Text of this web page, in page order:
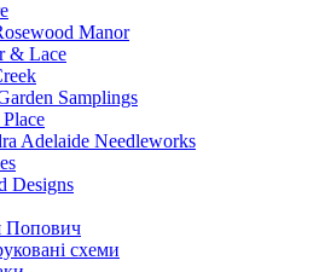
Manor
& Lace
Samplings
Adelaide Needleworks
Designs
Попович
схеми